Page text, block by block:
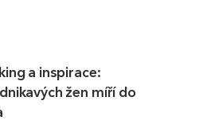
a inspirace:
žen míří do